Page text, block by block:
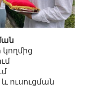
ուսուցման